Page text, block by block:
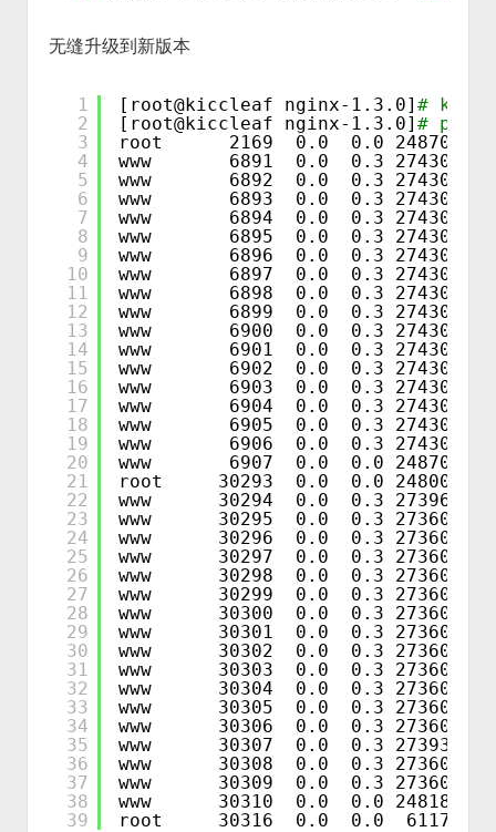
无缝升级到新版本
1
2
3
4
5
6
7
8
9
10
11
12
13
14
15
16
17
18
19
20
21
22
23
24
25
26
27
28
29
30
31
32
33
34
35
36
37
38
39
[root@kiccleaf nginx-1.3.0] # kill -
[root@kiccleaf nginx-1.3.0] # ps
root      2169  0.0  0.0 248708
www       6891  0.0  0.3
www       6892  0.0  0.3
www       6893  0.0  0.3
www       6894  0.0  0.3
www       6895  0.0  0.3
www       6896  0.0  0.3
www       6897  0.0  0.3
www       6898  0.0  0.3
www       6899  0.0  0.3
www       6900  0.0  0.3
www       6901  0.0  0.3
www       6902  0.0  0.3
www       6903  0.0  0.3
www       6904  0.0  0.3
www       6905  0.0  0.3
www       6906  0.0  0.3
www       6907  0.0  0.0
root     30293  0.0  0.0 248008
www      30294  0.0  0.3
www      30295  0.0  0.3
www      30296  0.0  0.3
www      30297  0.0  0.3
www      30298  0.0  0.3
www      30299  0.0  0.3
www      30300  0.0  0.3
www      30301  0.0  0.3
www      30302  0.0  0.3
www      30303  0.0  0.3
www      30304  0.0  0.3
www      30305  0.0  0.3
www      30306  0.0  0.3
www      30307  0.0  0.3
www      30308  0.0  0.3
www      30309  0.0  0.3
www      30310  0.0  0.0
root     30316  0.0  0.0  61172